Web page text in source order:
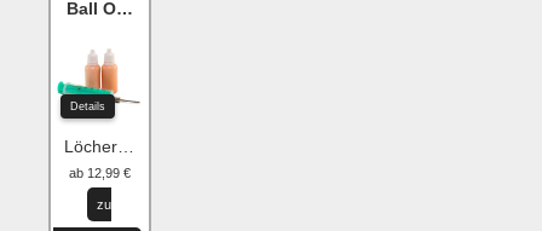
Ball One Reparaturset
Details
Löcher flicken
ab 12,99 €
zu